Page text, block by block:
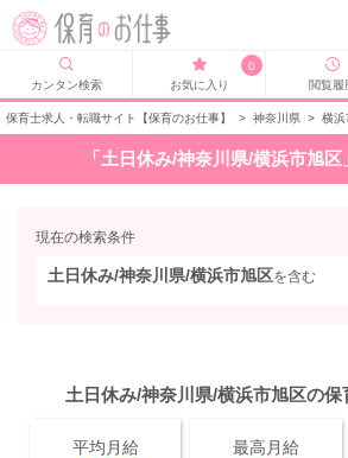
カンタン検索
0
お気に入り
閲覧履
保育士求人・転職サイト【保育のお仕事】 > 神奈川県 > 横浜
「土日休み/神奈川県/横浜市旭
現在の検索条件
土日休み/神奈川県/横浜市旭区を含む
土日休み/神奈川県/横浜市旭区の保
平均月給
最高月給